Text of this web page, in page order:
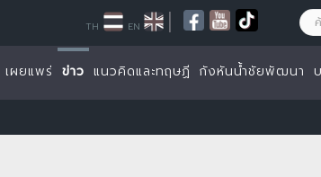
เผยแพร่ ข่าว แนวคิดและทฤษฏี กังหันน้ำชัยพัฒนา
TH EN |